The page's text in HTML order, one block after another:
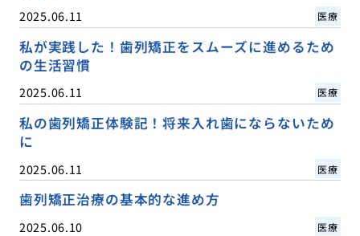
2025.06.11 医療
私が実践した！歯列矯正をスムーズに進めるため
の生活習慣
2025.06.11 医療
私の歯列矯正体験記！将来入れ歯にならないため
に
2025.06.11 医療
歯列矯正治療の基本的な進め方
2025.06.10 医療